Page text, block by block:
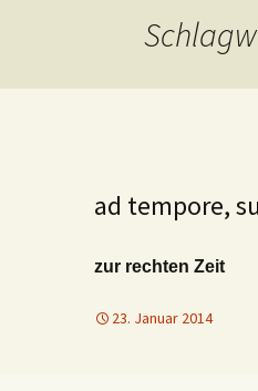
ad tempore,
zur rechten Zeit
23. Januar 2014